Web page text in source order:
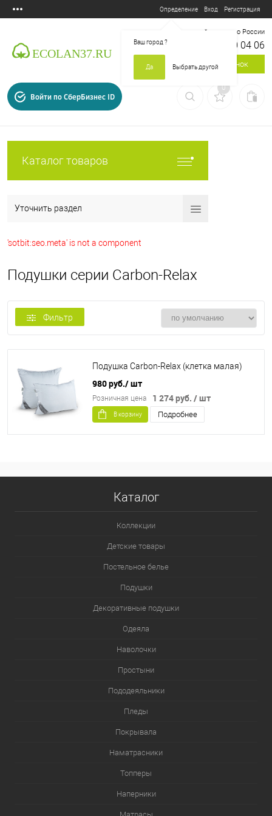
Определение
Ваш город?
Да Выбрать другой
Вход Регистрация
Бесплатный звонок по России
8 800 700 04 06
Заказать звонок
Войти по СберБизнес ID
0
Каталог товаров
Уточнить раздел
'sotbit:seo.meta' is not a component
Подушки серии Carbon-Relax
Фильтр
Подушка Carbon-Relax (клетка малая)
980 руб./ шт
1 274 руб. / шт
Розничная цена
В корзину Подробнее
Каталог
Коллекции
Детские товары
Постельное белье
Подушки
Декоративные подушки
Одеяла
Наволочки
Простыни
Пододеяльники
Пледы
Покрывала
Наматрасники
Топперы
Наперники